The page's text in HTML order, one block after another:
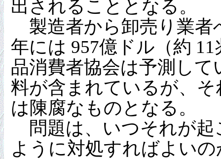
出されることとなる。
製造者から卸売り業者
年には 957億ドル（約
品消費者協会は予測し
料が含まれているが、
は陳腐なものとなる。
問題は、いつそれが起
ように対処すればよい